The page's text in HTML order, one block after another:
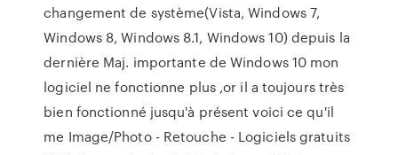
changement de système(Vista, Windows 7,
Windows 8, Windows 8.1, Windows 10) depuis la
dernière Maj. importante de Windows 10 mon
logiciel ne fonctionne plus ,or il a toujours très
bien fonctionné jusqu'à présent voici ce qu'il
me Image/Photo - Retouche - Logiciels gratuits